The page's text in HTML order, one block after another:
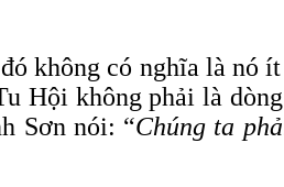
không có nghĩa là nó
Hội không phải là
Sơn nói: “Chúng ta